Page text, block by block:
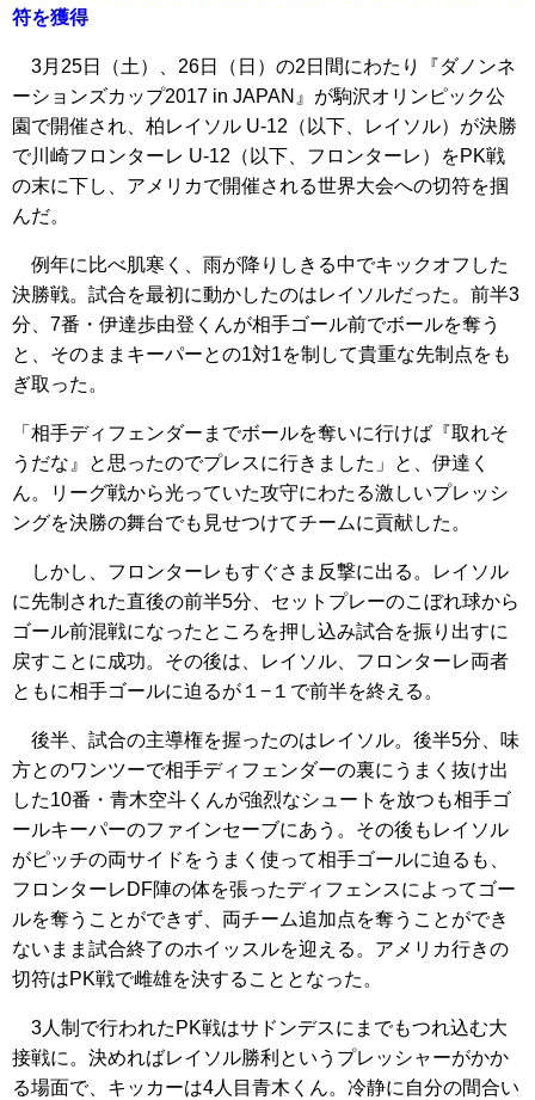
符を獲得
3月25日（土）、26日（日）の2日間にわたり『ダノンネ
ーションズカップ2017 in JAPAN』が駒沢オリンピック公
園で開催され、柏レイソル U-12（以下、レイソル）が決勝
で川崎フロンターレ U-12（以下、フロンターレ）をPK戦
の末に下し、アメリカで開催される世界大会への切符を掴
んだ。
例年に比べ肌寒く、雨が降りしきる中でキックオフした
決勝戦。試合を最初に動かしたのはレイソルだった。前半3
分、7番・伊達歩由登くんが相手ゴール前でボールを奪う
と、そのままキーパーとの1対1を制して貴重な先制点をも
ぎ取った。
「相手ディフェンダーまでボールを奪いに行けば『取れそ
うだな』と思ったのでプレスに行きました」と、伊達く
ん。リーグ戦から光っていた攻守にわたる激しいプレッシ
ングを決勝の舞台でも見せつけてチームに貢献した。
しかし、フロンターレもすぐさま反撃に出る。レイソル
に先制された直後の前半5分、セットプレーのこぼれ球から
ゴール前混戦になったところを押し込み試合を振り出すに
戻すことに成功。その後は、レイソル、フロンターレ両者
ともに相手ゴールに迫るが１−１で前半を終える。
後半、試合の主導権を握ったのはレイソル。後半5分、味
方とのワンツーで相手ディフェンダーの裏にうまく抜け出
した10番・青木空斗くんが強烈なシュートを放つも相手ゴ
ールキーパーのファインセーブにあう。その後もレイソル
がピッチの両サイドをうまく使って相手ゴールに迫るも、
フロンターレDF陣の体を張ったディフェンスによってゴー
ルを奪うことができず、両チーム追加点を奪うことができ
ないまま試合終了のホイッスルを迎える。アメリカ行きの
切符はPK戦で雌雄を決することとなった。
3人制で行われたPK戦はサドンデスにまでもつれ込む大
接戦に。決めればレイソル勝利というプレッシャーがかか
る場面で、キッカーは4人目青木くん。冷静に自分の間合い